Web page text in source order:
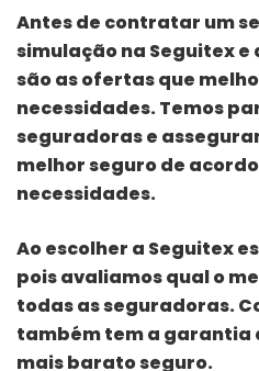
Antes de contratar um
simulação na Seguitex
são as ofertas que
necessidades. Temos
seguradoras e
melhor seguro de
necessidades.
Ao escolher a Seguitex
pois avaliamos qual o
todas as seguradoras.
também tem a garantia
mais barato seguro.